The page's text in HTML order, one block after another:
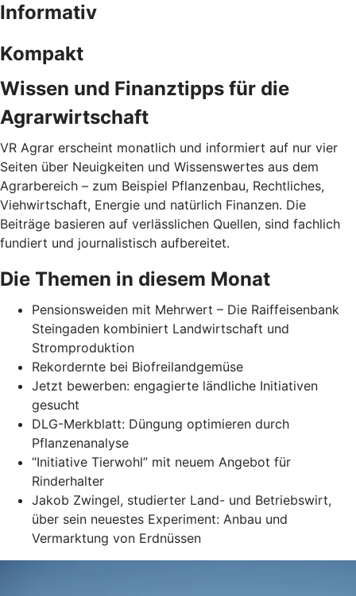
Informativ
Kompakt
Wissen und Finanztipps für die
Agrarwirtschaft
VR Agrar erscheint monatlich und informiert auf nur vier
Seiten über Neuigkeiten und Wissenswertes aus dem
Agrarbereich – zum Beispiel Pflanzenbau, Rechtliches,
Viehwirtschaft, Energie und natürlich Finanzen. Die
Beiträge basieren auf verlässlichen Quellen, sind fachlich
fundiert und journalistisch aufbereitet.
Die Themen in diesem Monat
Pensionsweiden mit Mehrwert – Die Raiffeisenbank
Steingaden kombiniert Landwirtschaft und
Stromproduktion
Rekordernte bei Biofreilandgemüse
Jetzt bewerben: engagierte ländliche Initiativen
gesucht
DLG-Merkblatt: Düngung optimieren durch
Pflanzenanalyse
“Initiative Tierwohl” mit neuem Angebot für
Rinderhalter
Jakob Zwingel, studierter Land- und Betriebswirt,
über sein neuestes Experiment: Anbau und
Vermarktung von Erdnüssen